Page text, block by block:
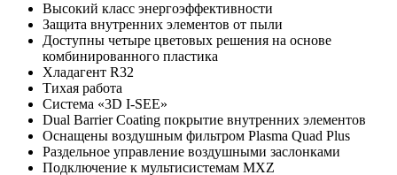
Высокий класс энергоэффективности
Защита внутренних элементов от пыли
Доступны четыре цветовых решения на основе
комбинированного пластика
Хладагент R32
Тихая работа
Система «3D I-SEE»
Dual Barrier Coating покрытие внутренних элементов
Оснащены воздушным фильтром Plasma Quad Plus
Раздельное управление воздушными заслонками
Подключение к мультисистемам MXZ